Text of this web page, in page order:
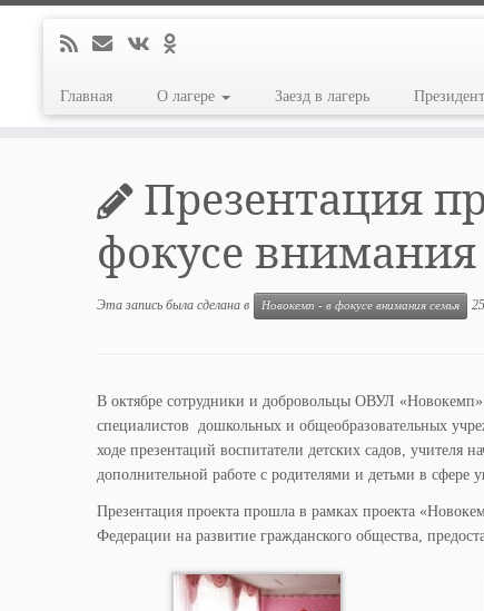
Главная О лагере Заезд в лагерь
Презентация
фокусе внимания
Эта запись была сделана в Новокемп - в фокусе внимания семья
В октябре сотрудники и добровольцы ОВУЛ
специалистов дошкольных и общеобразовательных
ходе презентаций воспитатели детских садов, учителя
дополнительной работе с родителями и детьми в
Презентация проекта прошла в рамках проекта
Федерации на развитие гражданского общества,